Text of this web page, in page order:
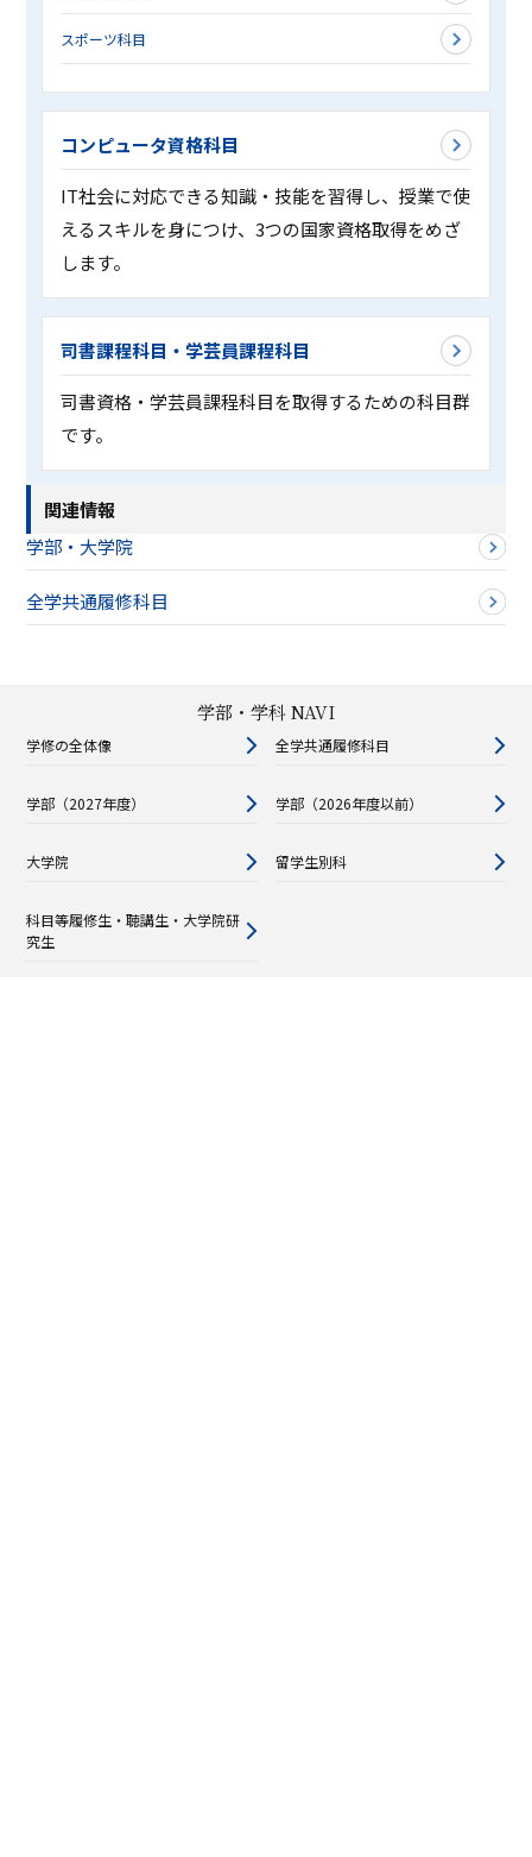
スポーツ科目
コンピュータ資格科目
IT社会に対応できる知識・技能を習得し、授業で使
えるスキルを身につけ、3つの国家資格取得をめざ
します。
司書課程科目・学芸員課程科目
司書資格・学芸員課程科目を取得するための科目群
です。
関連情報
学部・大学院
全学共通履修科目
学部・学科 NAVI
学修の全体像 全学共通履修科目
学部（2027年度） 学部（2026年度以前）
大学院 留学生別科
科目等履修生・聴講生・大学院研
究生